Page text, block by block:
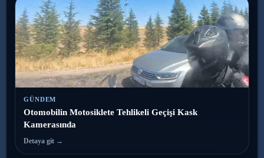
GÜNDEM
Otomobilin Motosiklete Tehlikeli Geçişi Kask
Kamerasında
Detaya git →